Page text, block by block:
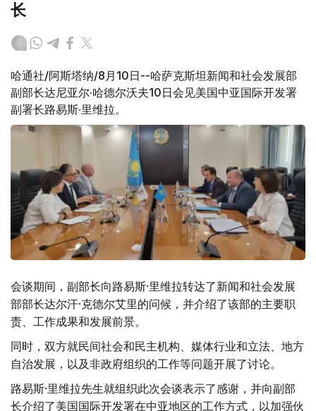
长
哈通社/阿斯塔纳/8月10日--哈萨克斯坦新闻和社会发展部
副部长达尼亚尔·哈德尔沃夫10日会见美国中亚国际开发署
副署长路易斯·里维拉。
会谈期间，副部长向路易斯·里维拉转达了新闻和社会发展
部部长达尔汗·克德尔艾里的问候，并介绍了该部的主要职
责、工作成果和发展前景。
同时，双方就民间社会和民主机构、媒体行业和立法、地方
自治发展，以及非政府组织的工作等问题开展了讨论。
路易斯·里维拉先生就组织此次会谈表示了感谢，并向副部
长介绍了美国国际开发署在中亚地区的工作方式，以加强伙